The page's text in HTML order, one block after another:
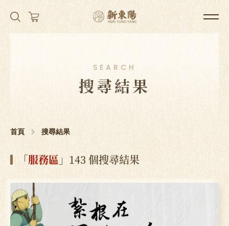
SEARCH
搜尋結果
首頁 搜尋結果
「服務區 」143 個搜尋結果